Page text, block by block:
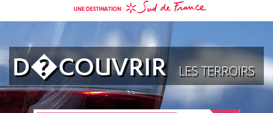
D�COUVRIR LES TERROIRS